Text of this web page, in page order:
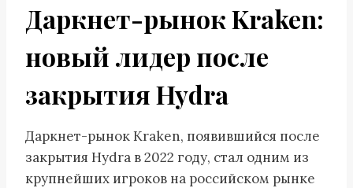
Даркнет-рынок Kraken:
новый лидер после
закрытия Hydra
Даркнет-рынок Kraken, появившийся после
закрытия Hydra в 2022 году, стал одним из
крупнейших игроков на российском рынке